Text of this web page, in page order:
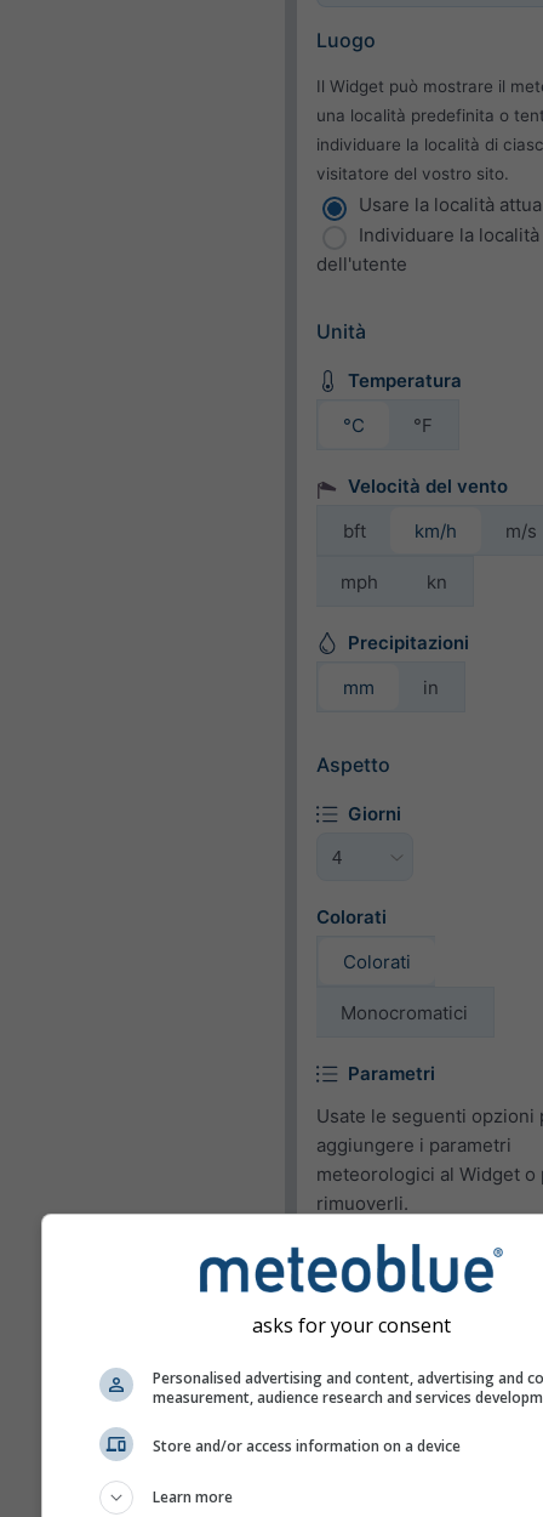
Luogo
Il Widget può mostrare il
una località predefinita o
individuare la località di
visitatore del vostro sito.
Usare la località
Individuare la località
dell'utente
Unità
Temperatura
°C
°F
Velocità del vento
bft
km/h m/s
mph kn
Precipitazioni
mm
in
Aspetto
Giorni
Colorati
Colorati
Monocromatici
Parametri
Usate le seguenti opzioni
aggiungere i parametri
meteorologici al Widget o
rimuoverli.
Pittogramma
Velocità del vento
asks for your consent
Personalised advertising and content, advertising and
measurement, audience research and services
Store and/or access information on a device
Learn more